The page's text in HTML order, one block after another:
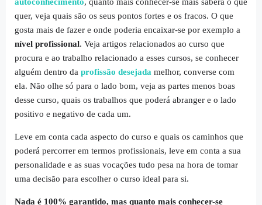
quer, veja quais são os seus pontos fortes e os fracos. O que
gosta mais de fazer e onde poderia encaixar-se por exemplo a
nível profissional. Veja artigos relacionados ao curso que
procura e ao trabalho relacionado a esses cursos, se conhecer
alguém dentro da profissão desejada melhor, converse com
ela. Não olhe só para o lado bom, veja as partes menos boas
desse curso, quais os trabalhos que poderá abranger e o lado
positivo e negativo de cada um.
Leve em conta cada aspecto do curso e quais os caminhos que
poderá percorrer em termos profissionais, leve em conta a sua
personalidade e as suas vocações tudo pesa na hora de tomar
uma decisão para escolher o curso ideal para si.
Nada é 100% garantido, mas quanto mais conhecer-se